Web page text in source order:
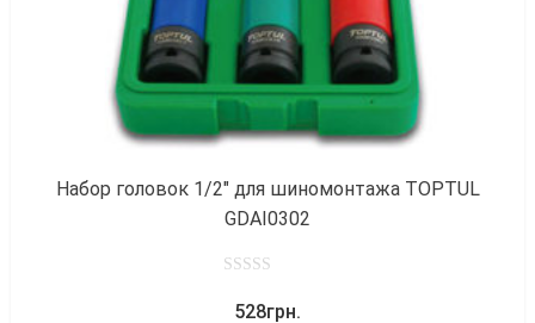
Набор головок 1/2″ для шиномонтажа TOPTUL
GDAI0302
out
528грн.